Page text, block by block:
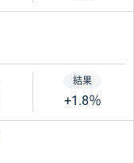
+1.8％